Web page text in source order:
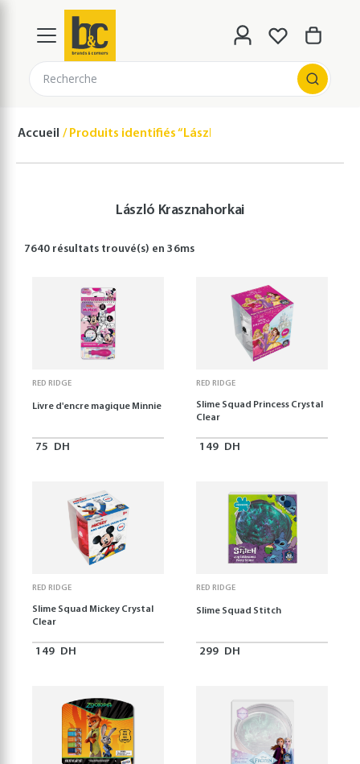
Recherche
Accueil Produits identifiés “László Krasznahorkai”
László Krasznahorkai
7640 résultats trouvé(s) en36ms
RED RIDGE
Livre d'encre magique Minnie
75 DH
RED RIDGE
Slime Squad Princess Crystal
Clear
149 DH
RED RIDGE
Slime Squad Mickey Crystal
Clear
149 DH
RED RIDGE
Slime Squad Stitch
299 DH